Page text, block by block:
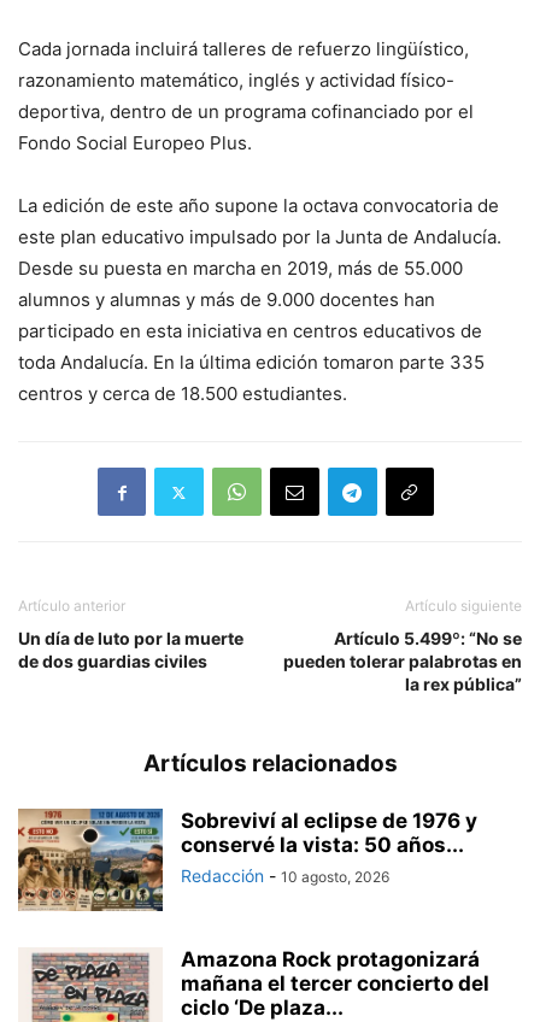
Cada jornada incluirá talleres de refuerzo lingüístico,
razonamiento matemático, inglés y actividad físico-
deportiva, dentro de un programa cofinanciado por el
Fondo Social Europeo Plus.
La edición de este año supone la octava convocatoria de
este plan educativo impulsado por la Junta de Andalucía.
Desde su puesta en marcha en 2019, más de 55.000
alumnos y alumnas y más de 9.000 docentes han
participado en esta iniciativa en centros educativos de
toda Andalucía. En la última edición tomaron parte 335
centros y cerca de 18.500 estudiantes.
Artículo anterior
Un día de luto por la muerte
de dos guardias civiles
Artículo siguiente
Artículo 5.499º: “No se
pueden tolerar palabrotas en
la rex pública”
Artículos relacionados
Sobreviví al eclipse de 1976 y
conservé la vista: 50 años...
Redacción - 10 agosto, 2026
Amazona Rock protagonizará
mañana el tercer concierto del
ciclo ‘De plaza...